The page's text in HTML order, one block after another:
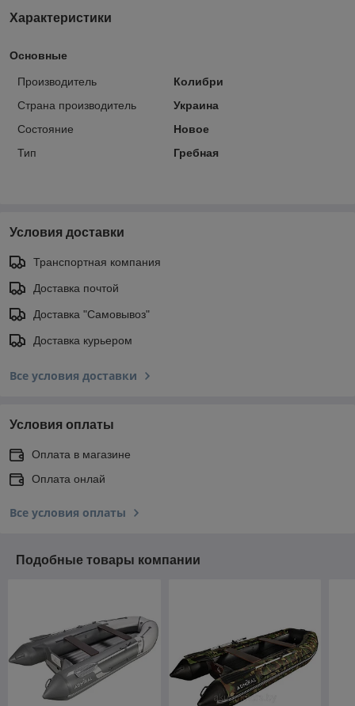
Характеристики
Основные
Производитель
Колибри
Страна производитель
Украина
Состояние
Новое
Тип
Гребная
Условия доставки
Транспортная компания
Доставка почтой
Доставка "Самовывоз"
Доставка курьером
Все условия доставки
Условия оплаты
Оплата в магазине
Оплата онлай
Все условия оплаты
Подобные товары компании